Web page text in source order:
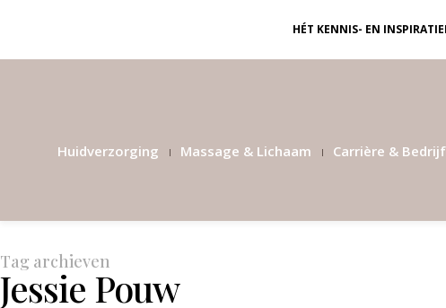
HÉT KENNIS- EN
Huidverzorging Massage & Lichaam Carrière & Bedrijf
Tag archieven
Jessie Pouw